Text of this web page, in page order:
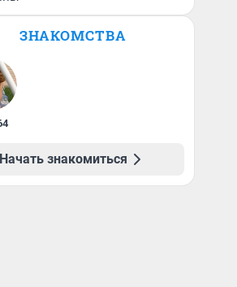
ЗНАКОМСТВА
Начать знакомиться